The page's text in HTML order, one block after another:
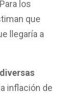
los
que
llegaría a
diversas
inflación de